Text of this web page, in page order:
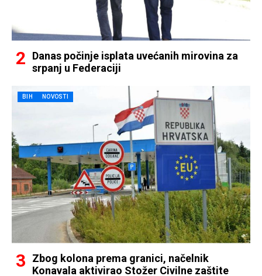
Danas počinje isplata uvećanih mirovina za
srpanj u Federaciji
BIH NOVOSTI
Zbog kolona prema granici, načelnik
Konavala aktivirao Stožer Civilne zaštite